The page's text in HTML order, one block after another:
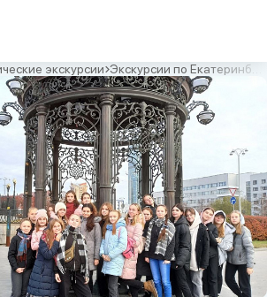
экскурсии